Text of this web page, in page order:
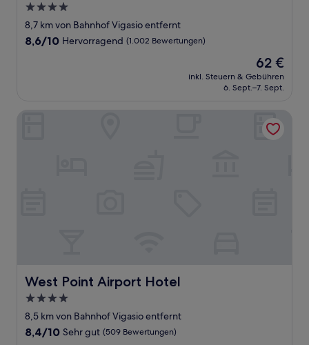
4.0-
Sterne-
Unterkunft
8,7 km von Bahnhof Vigasio entfernt
8.6
8,6/10 Hervorragend (1.002 Bewertungen)
Der
Preis
beträgt
62 €
inkl. Steuern & Gebühren
6. Sept.–7. Sept.
West Point Airport Hotel
West Point Airport Hotel
4.0-
Sterne-
Unterkunft
8,5 km von Bahnhof Vigasio entfernt
8.4
8,4/10 Sehr gut (509 Bewertungen)